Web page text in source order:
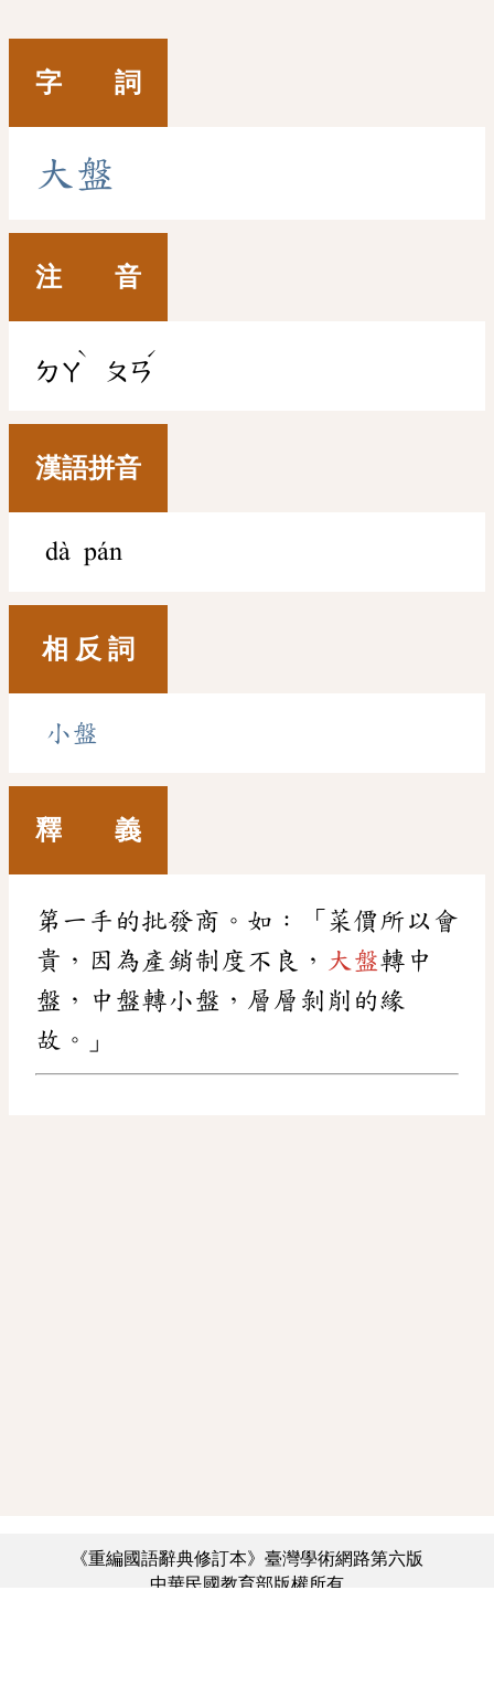
字 詞
大 盤
注 音
ㄉㄚ
ˋ
ㄆㄢ
ˊ
漢語拼音
dà pán
相 反 詞
小盤
釋 義
第一手的批發商。如：「菜價所以會
貴，因為產銷制度不良， 大盤轉中
盤，中盤轉小盤，層層剝削的緣
故。」
《重編國語辭典修訂本》臺灣學術網路第六版
中華民國教育部版權所有